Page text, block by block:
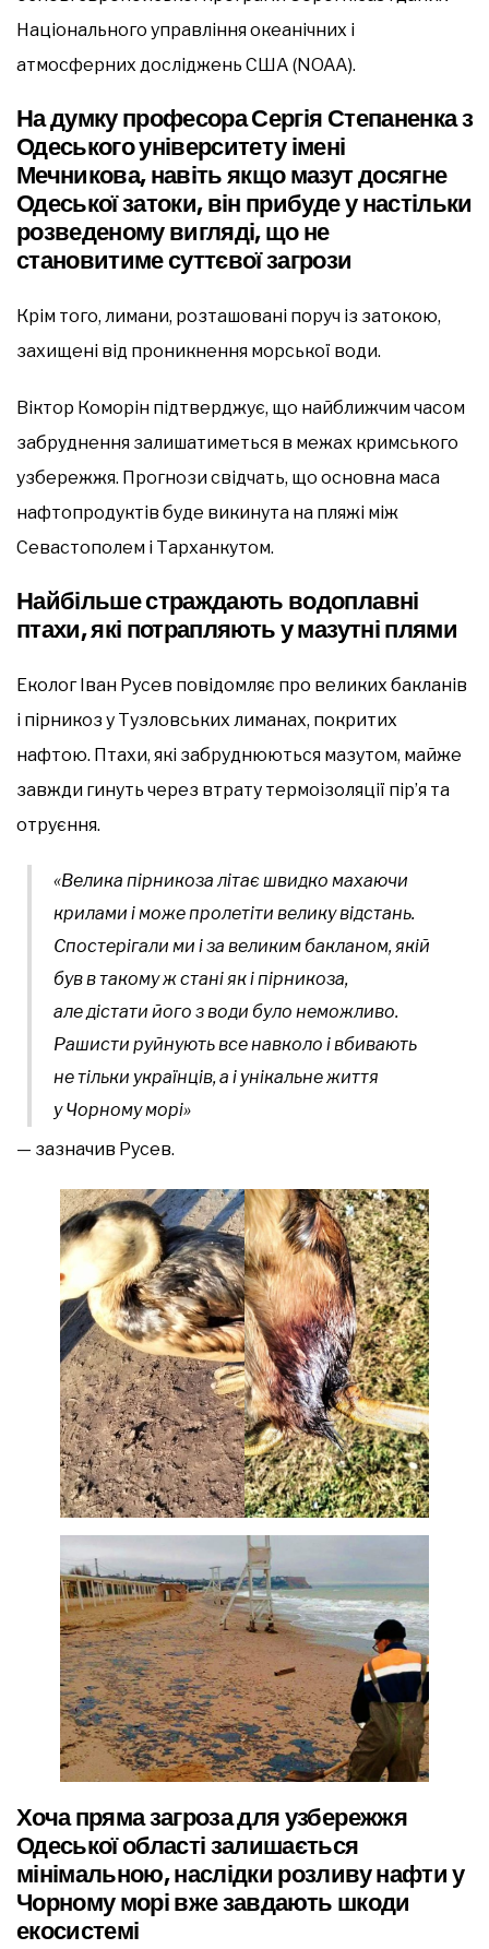
Національного управління океанічних і
атмосферних досліджень США (NOAA).
На думку професора Сергія Степаненка з
Одеського університету імені
Мечникова, навіть якщо мазут досягне
Одеської затоки, він прибуде у настільки
розведеному вигляді, що не
становитиме суттєвої загрози
Крім того, лимани, розташовані поруч із затокою,
захищені від проникнення морської води.
Віктор Коморін підтверджує, що найближчим часом
забруднення залишатиметься в межах кримського
узбережжя. Прогнози свідчать, що основна маса
нафтопродуктів буде викинута на пляжі між
Севастополем і Тарханкутом.
Найбільше страждають водоплавні
птахи, які потрапляють у мазутні плями
Еколог Іван Русев повідомляє про великих бакланів
і пірникоз у Тузловських лиманах, покритих
нафтою. Птахи, які забруднюються мазутом, майже
завжди гинуть через втрату термоізоляції пір’я та
отруєння.
«Велика пірникоза літає швидко махаючи
крилами і може пролетіти велику відстань.
Спостерігали ми і за великим бакланом, якій
був в такому ж стані як і пірникоза,
але дістати його з води було неможливо.
Рашисти руйнують все навколо і вбивають
не тільки українців, а і унікальне життя
у Чорному морі»
— зазначив Русев.
Хоча пряма загроза для узбережжя
Одеської області залишається
мінімальною, наслідки розливу нафти у
Чорному морі вже завдають шкоди
екосистемі